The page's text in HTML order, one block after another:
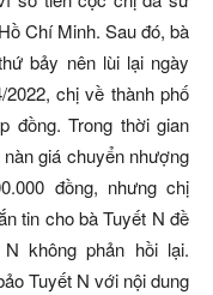
Chí Minh. Sau đó, bà
bảy nên lùi lại ngày
chị về thành phố
đồng. Trong thời gian
giá chuyển nhượng
đồng, nhưng chị
tin cho bà Tuyết N đề
không phản hồi lại.
Tuyết N với nội dung